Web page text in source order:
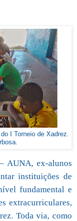
I Torneio de Xadrez.
AUNA, ex-alunos
instituições de
fundamental e
extracurriculares,
Toda via, como